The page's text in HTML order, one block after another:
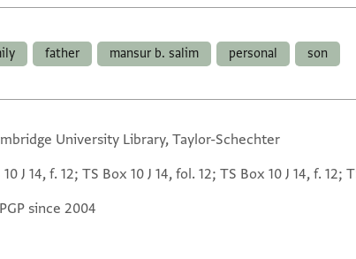
father mansur b. salim personal son
University Library, Taylor-Schechter
10 J 14, f. 12; TS Box 10 J 14, fol. 12; TS Box 10 J 14, f. 12;
since 2004